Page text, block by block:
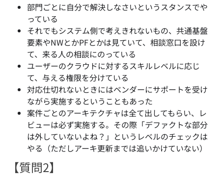
部門ごとに自分で解決しなさいというスタンスでや
っている
それでもシステム側で考えきれないもの、共通基盤
要素やNWとかPFとかは見ていて、相談窓口を設け
て、来る人の相談にのっている
ユーザーのクラウドに対するスキルレベルに応じ
て、与える権限を分けている
対応仕切れないときにはベンダーにサポートを受け
ながら実施するということもあった
案件ごとのアーキテクチャは全て出してもらい、レ
ビューは必ず実施する。その際「デファクトな部分
は外していないよね？」というレベルのチェックは
やる（ただしアーキ更新までは追いかけていない）
【質問2】